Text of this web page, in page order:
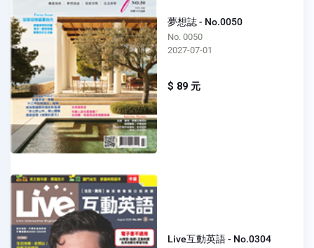
夢想誌 - No.0050
No. 0050
2027-07-01
$ 89 元
Live互動英語 - No.0304